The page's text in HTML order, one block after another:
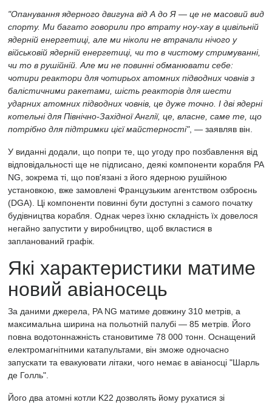
"Опанування ядерного двигуна від А до Я — це не масовий вид
спорту. Ми багато говорили про втрату ноу-хау в цивільній
ядерній енергетиці, але ми ніколи не втрачали нічого у
військовій ядерній енергетиці, чи то в чистому стримуванні,
чи то в рушійній. Але ми не повинні обманювати себе:
чотири реактори для чотирьох атомних підводних човнів з
балістичними ракетами, шість реакторів для шести
ударних атомних підводних човнів, це дуже точно. І дві ядерні
котельні для Північно-Західної Англії, це, власне, саме те, що
потрібно для підтримки цієї майстерності", — заявляв він.
У виданні додали, що попри те, що угоду про позбавлення від
відповідальності ще не підписано, деякі компоненти корабля PA
NG, зокрема ті, що пов'язані з його ядерною рушійною
установкою, вже замовлені Французьким агентством озброєнь
(DGA). Ці компоненти повинні бути доступні з самого початку
будівництва корабля. Однак через їхню складність їх довелося
негайно запустити у виробництво, щоб вкластися в
запланований графік.
Які характеристики матиме
новий авіаносець
За даними джерела, PA NG матиме довжину 310 метрів, а
максимальна ширина на польотній палубі — 85 метрів. Його
повна водотоннажність становитиме 78 000 тонн. Оснащений
електромагнітними катапультами, він зможе одночасно
запускати та евакуювати літаки, чого немає в авіаносці "Шарль
де Голль".
Його два атомні котли K22 дозволять йому рухатися зі